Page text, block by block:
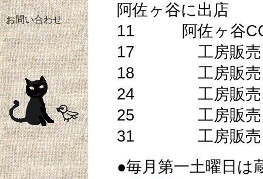
お問い合わせ
阿佐ヶ谷に出店
11 阿佐ヶ谷
17 工房販売
18 工房販売
24 工房販売
25 工房販売
31 工房販売
●毎月第一土曜日は